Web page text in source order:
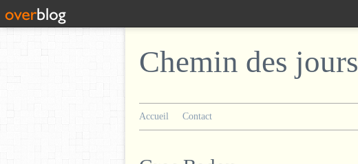
Chemin des jours
Accueil Contact